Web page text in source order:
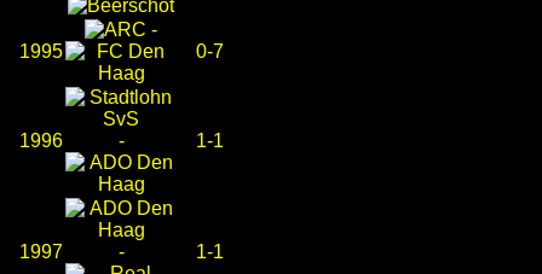
1995
-
0-7
1996 - 1-1
1997 - 1-1